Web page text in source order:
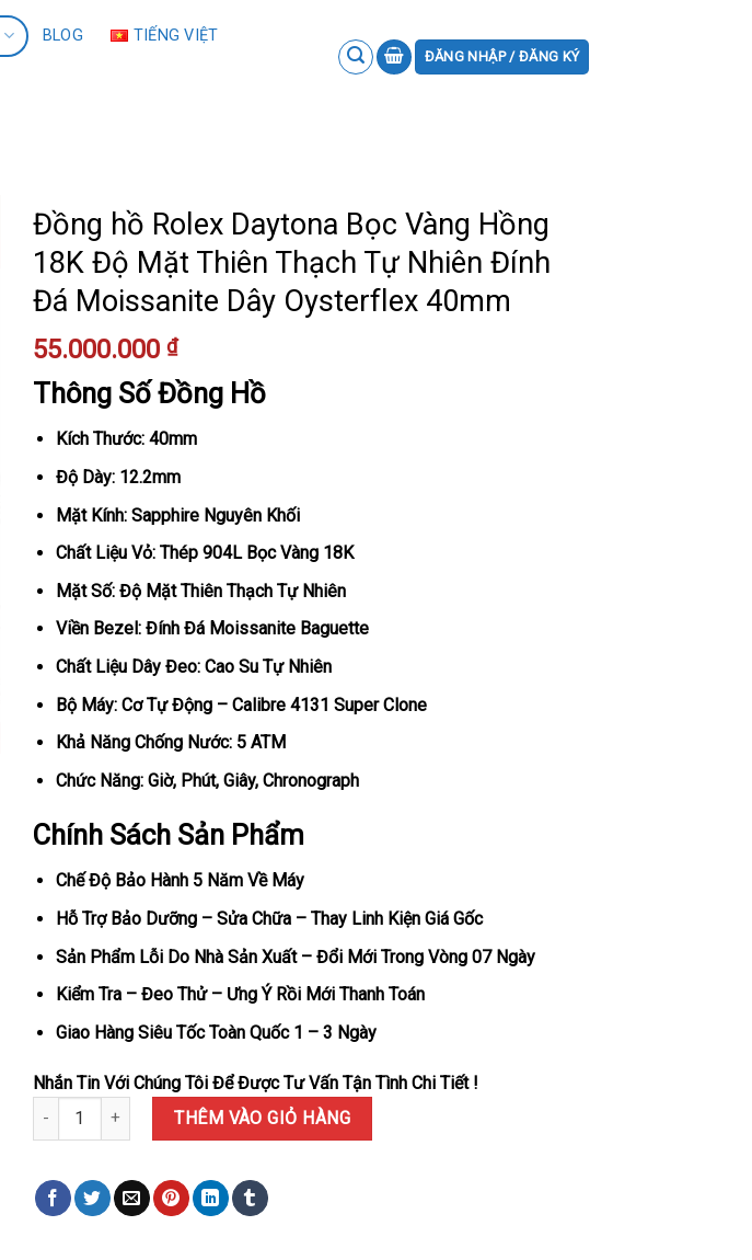
BLOG TIẾNG VIỆT
ĐĂNG NHẬP / ĐĂNG KÝ
Đồng hồ Rolex Daytona Bọc Vàng Hồng
18K Độ Mặt Thiên Thạch Tự Nhiên Đính
Đá Moissanite Dây Oysterflex 40mm
55.000.000 ₫
Thông Số Đồng Hồ
Kích Thước: 40mm
Độ Dày: 12.2mm
Mặt Kính: Sapphire Nguyên Khối
Chất Liệu Vỏ: Thép 904L Bọc Vàng 18K
Mặt Số: Độ Mặt Thiên Thạch Tự Nhiên
Viền Bezel: Đính Đá Moissanite Baguette
Chất Liệu Dây Đeo: Cao Su Tự Nhiên
Bộ Máy: Cơ Tự Động – Calibre 4131 Super Clone
Khả Năng Chống Nước: 5 ATM
Chức Năng: Giờ, Phút, Giây, Chronograph
Chính Sách Sản Phẩm
Chế Độ Bảo Hành 5 Năm Về Máy
Hỗ Trợ Bảo Dưỡng – Sửa Chữa – Thay Linh Kiện Giá Gốc
Sản Phẩm Lỗi Do Nhà Sản Xuất – Đổi Mới Trong Vòng 07 Ngày
Kiểm Tra – Đeo Thử – Ưng Ý Rồi Mới Thanh Toán
Giao Hàng Siêu Tốc Toàn Quốc 1 – 3 Ngày
Nhắn Tin Với Chúng Tôi Để Được Tư Vấn Tận Tình Chi Tiết !
Đồng hồ Rolex Daytona Bọc Vàng Hồng 18K Độ Mặt Thiên Thạch Tự Nhiên Đính Đá Moissanite Dây
THÊM VÀO GIỎ HÀNG